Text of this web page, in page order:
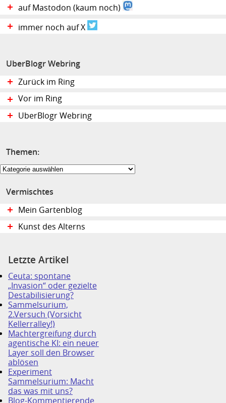
auf Mastodon (kaum noch)
immer noch auf X
UberBlogr Webring
Zurück im Ring
Vor im Ring
UberBlogr Webring
Themen:
Themen:
Vermischtes
Mein Gartenblog
Kunst des Alterns
Letzte Artikel
Ceuta: spontane
„Invasion“ oder gezielte
Destabilisierung?
Sammelsurium,
2.Versuch (Vorsicht
Kellerralley!)
Machtergreifung durch
agentische KI: ein neuer
Layer soll den Browser
ablösen
Experiment
Sammelsurium: Macht
das was mit uns?
Blog-Kommentierende